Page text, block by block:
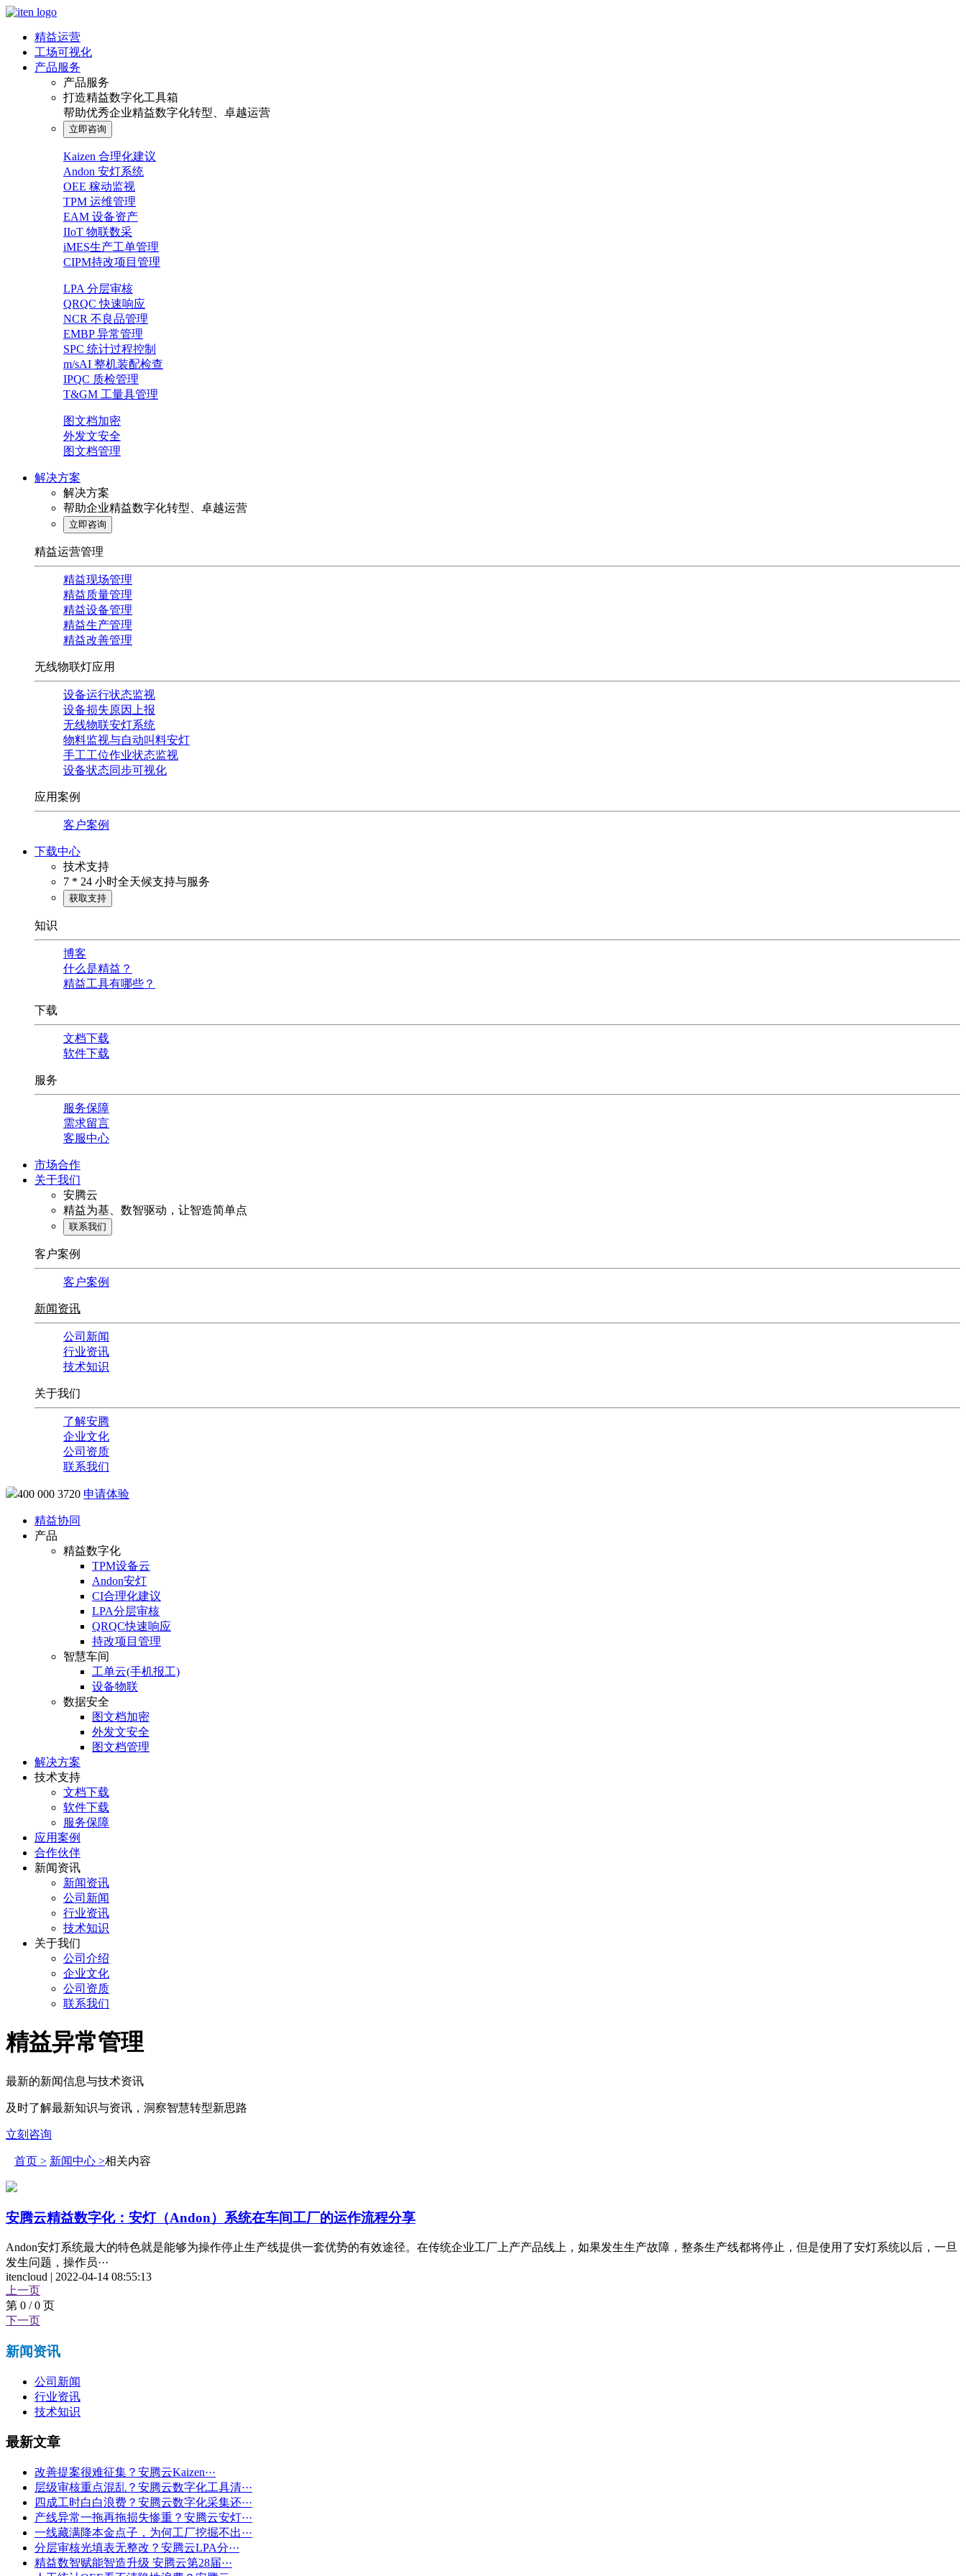
精益运营
工场可视化
产品服务
产品服务
打造精益数字化工具箱
帮助优秀企业精益数字化转型、卓越运营
立即咨询
Kaizen 合理化建议
Andon 安灯系统
OEE 稼动监视
TPM 运维管理
EAM 设备资产
IIoT 物联数采
iMES生产工单管理
CIPM持改项目管理
LPA 分层审核
QRQC 快速响应
NCR 不良品管理
EMBP 异常管理
SPC 统计过程控制
m/sAI 整机装配检查
IPQC 质检管理
T&GM 工量具管理
图文档加密
外发文安全
图文档管理
解决方案
解决方案
帮助企业精益数字化转型、卓越运营
立即咨询
精益运营管理
精益现场管理
精益质量管理
精益设备管理
精益生产管理
精益改善管理
无线物联灯应用
设备运行状态监视
设备损失原因上报
无线物联安灯系统
物料监视与自动叫料安灯
手工工位作业状态监视
设备状态同步可视化
应用案例
客户案例
下载中心
技术支持
7 * 24 小时全天候支持与服务
获取支持
知识
博客
什么是精益？
精益工具有哪些？
下载
文档下载
软件下载
服务
服务保障
需求留言
客服中心
市场合作
关于我们
安腾云
精益为基、数智驱动，让智造简单点
联系我们
客户案例
客户案例
新闻资讯
公司新闻
行业资讯
技术知识
关于我们
了解安腾
企业文化
公司资质
联系我们
400 000 3720 申请体验
精益协同
产品
精益数字化
TPM设备云
Andon安灯
CI合理化建议
LPA分层审核
QRQC快速响应
持改项目管理
智慧车间
工单云(手机报工)
设备物联
数据安全
图文档加密
外发文安全
图文档管理
解决方案
技术支持
文档下载
软件下载
服务保障
应用案例
合作伙伴
新闻资讯
新闻资讯
公司新闻
行业资讯
技术知识
关于我们
公司介绍
企业文化
公司资质
联系我们
精益异常管理
最新的新闻信息与技术资讯
及时了解最新知识与资讯，洞察智慧转型新思路
立刻咨询
首页 > 新闻中心 >相关内容
安腾云精益数字化：安灯（Andon）系统在车间工厂的运作流程分享
Andon安灯系统最大的特色就是能够为操作停止生产线提供一套优势的有效途径。在传统企业工厂上产产品线上，如果发生生产故障，整条生产线都将停止，但是使用了安灯系统以后，一旦
发生问题，操作员···
itencloud | 2022-04-14 08:55:13
上一页
第 0 / 0 页
下一页
新闻资讯
公司新闻
行业资讯
技术知识
最新文章
改善提案很难征集？安腾云Kaizen···
层级审核重点混乱？安腾云数字化工具清···
四成工时白白浪费？安腾云数字化采集还···
产线异常一拖再拖损失惨重？安腾云安灯···
一线藏满降本金点子，为何工厂挖掘不出···
分层审核光填表无整改？安腾云LPA分···
精益数智赋能智造升级 安腾云第28届···